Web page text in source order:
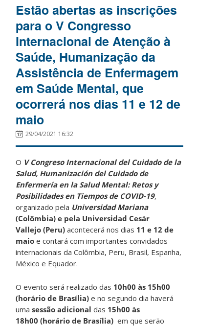
Estão abertas as inscrições
para o V Congresso
Internacional de Atenção à
Saúde, Humanização da
Assistência de Enfermagem
em Saúde Mental, que
ocorrerá nos dias 11 e 12 de
maio
29/04/2021 16:32
O V Congreso Internacional del Cuidado de la
Salud, Humanización del Cuidado de
Enfermería en la Salud Mental: Retos y
Posibilidades en Tiempos de COVID-19,
organizado pela Universidad Mariana
(Colômbia) e pela Universidad Cesár
Vallejo (Peru) acontecerá nos dias 11 e 12 de
maio e contará com importantes convidados
internacionais da Colômbia, Peru, Brasil, Espanha,
México e Equador.
O evento será realizado das 10h00 às 15h00
(horário de Brasília) e no segundo dia haverá
umasessão adicional das 15h00 às
18h00 (horário de Brasília) em que serão